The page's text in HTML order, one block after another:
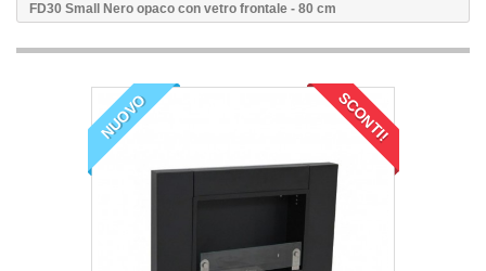
FD30 Small Nero opaco con vetro frontale - 80 cm
NUOVO SCONTI!